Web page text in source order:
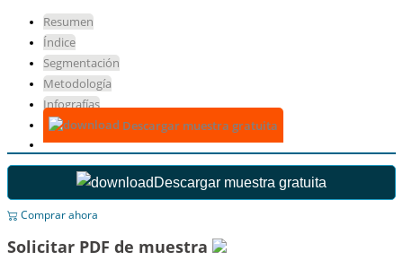
Resumen
Índice
Segmentación
Metodología
Infografías
Descargar muestra gratuita
Descargar muestra gratuita
Comprar ahora
Solicitar PDF de muestra